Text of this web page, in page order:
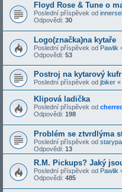
Floyd Rose & Tune o
Poslední příspěvek od
Odpovědi: 30
Logo(značka)na kytaře
Poslední příspěvek od Pawlik
Odpovědi: 53
Postroj na kytarový kufr
Poslední příspěvek od jbiker «
Klipová ladička
Poslední příspěvek od
Odpovědi: 198
Problém se ztvrdlýma
Poslední příspěvek od
Odpovědi: 13
R.M. Pickups? Jaký
Poslední příspěvek od Pawlik
Odpovědi: 485